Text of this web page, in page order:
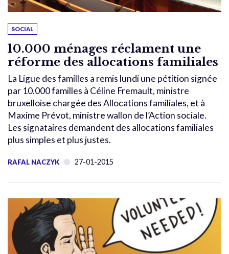
SOCIAL
10.000 ménages réclament une
réforme des allocations familiales
La Ligue des familles a remis lundi une pétition signée
par 10.000 familles à Céline Fremault, ministre
bruxelloise chargée des Allocations familiales, et à
Maxime Prévot, ministre wallon de l’Action sociale.
Les signataires demandent des allocations familiales
plus simples et plus justes.
RAFAL NACZYK 27-01-2015